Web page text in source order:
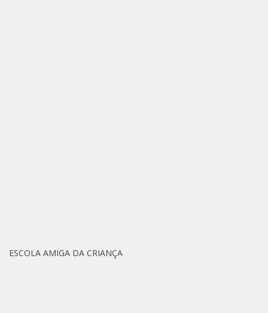
ESCOLA AMIGA DA CRIANÇA